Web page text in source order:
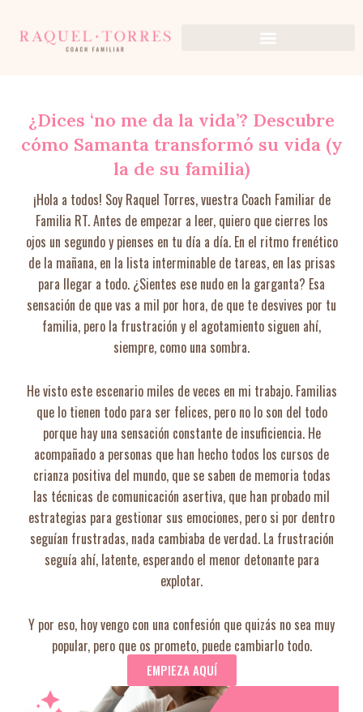
contenido
¿Dices ‘no me da la vida’? Descubre
cómo Samanta transformó su vida (y
la de su familia)
¡Hola a todos! Soy Raquel Torres, vuestra Coach Familiar de
Familia RT. Antes de empezar a leer, quiero que cierres los
ojos un segundo y pienses en tu día a día. En el ritmo frenético
de la mañana, en la lista interminable de tareas, en las prisas
para llegar a todo. ¿Sientes ese nudo en la garganta? Esa
sensación de que vas a mil por hora, de que te desvives por tu
familia, pero la frustración y el agotamiento siguen ahí,
siempre, como una sombra.
He visto este escenario miles de veces en mi trabajo. Familias
que lo tienen todo para ser felices, pero no lo son del todo
porque hay una sensación constante de insuficiencia. He
acompañado a personas que han hecho todos los cursos de
crianza positiva del mundo, que se saben de memoria todas
las técnicas de comunicación asertiva, que han probado mil
estrategias para gestionar sus emociones, pero si por dentro
seguían frustradas, nada cambiaba de verdad. La frustración
seguía ahí, latente, esperando el menor detonante para
explotar.
Y por eso, hoy vengo con una confesión que quizás no sea muy
popular, pero que os prometo, puede cambiarlo todo.
EMPIEZA AQUÍ